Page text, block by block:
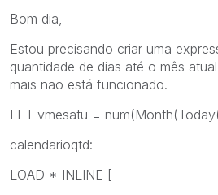
Bom dia,
Estou precisando criar uma
quantidade de dias até o mês
mais não está funcionado.
LET vmesatu =
calendarioqtd:
LOAD * INLINE [